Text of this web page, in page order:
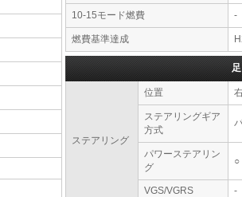
10-15モード燃費 -
燃費基準達成
ステアリング
位置
ステアリングギア
方式
パワーステアリン
グ
○
VGS/VGRS -